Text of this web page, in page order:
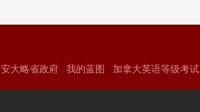
安大略省政府 我的蓝图 加拿大英语等级考试